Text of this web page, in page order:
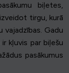
biļetes,
tirgu, kurā
Gadu
kļuvis par biļešu
pasākumus